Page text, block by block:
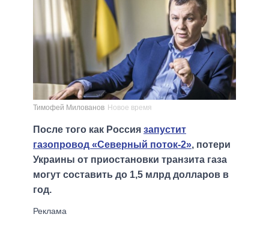
Тимофей Милованов Новое время
После того как Россия запустит
газопровод «Северный поток-2», потери
Украины от приостановки транзита газа
могут составить до 1,5 млрд долларов в
год.